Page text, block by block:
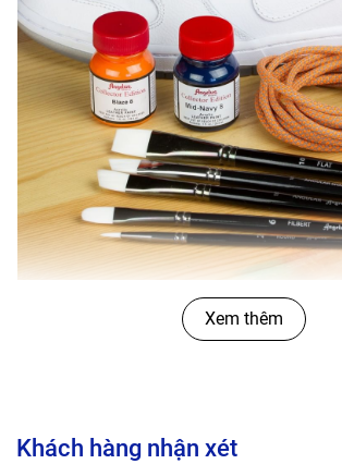
Bảo quản nơi thoáng mát, tránh ánh
Xem thêm
Khách hàng nhận xét